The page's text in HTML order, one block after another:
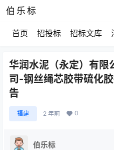
伯乐标
首页 招投标 招标文库
华润水泥（永定）有
司-钢丝绳芯胶带硫化
告
福建 2 年前 0
伯乐标